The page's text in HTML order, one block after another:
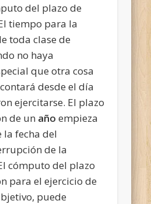
del plazo de
tiempo para la
toda clase de
no haya
que otra cosa
desde el día
ejercitarse. El plazo
de un año empieza
la fecha del
de la
cómputo del plazo
para el ejercicio de
puede